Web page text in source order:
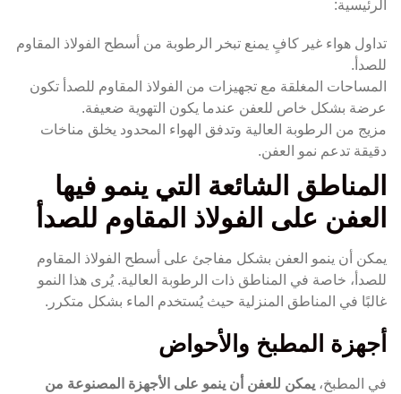
الرئيسية:
تداول هواء غير كافٍ يمنع تبخر الرطوبة من أسطح الفولاذ المقاوم
للصدأ.
المساحات المغلقة مع تجهيزات من الفولاذ المقاوم للصدأ تكون
عرضة بشكل خاص للعفن عندما يكون التهوية ضعيفة.
مزيج من الرطوبة العالية وتدفق الهواء المحدود يخلق مناخات
دقيقة تدعم نمو العفن.
المناطق الشائعة التي ينمو فيها
العفن على الفولاذ المقاوم للصدأ
يمكن أن ينمو العفن بشكل مفاجئ على أسطح الفولاذ المقاوم
للصدأ، خاصة في المناطق ذات الرطوبة العالية. يُرى هذا النمو
غالبًا في المناطق المنزلية حيث يُستخدم الماء بشكل متكرر.
أجهزة المطبخ والأحواض
في المطبخ، يمكن للعفن أن ينمو على الأجهزة المصنوعة من